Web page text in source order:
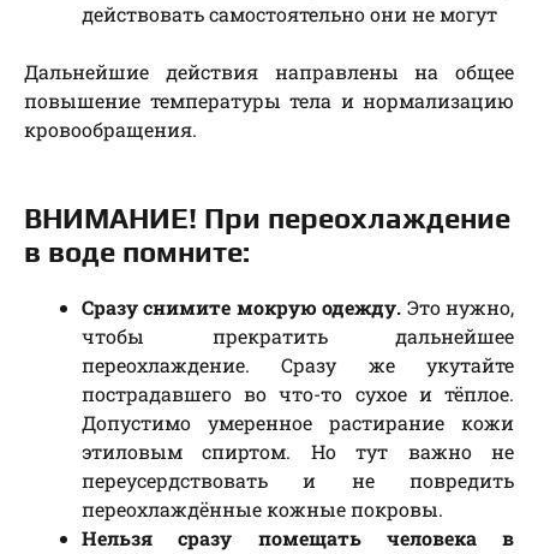
действовать самостоятельно они не могут
Дальнейшие действия направлены на общее
повышение температуры тела и нормализацию
кровообращения.
ВНИМАНИЕ! При переохлаждение
в воде помните:
Сразу снимите мокрую одежду. Это нужно,
чтобы прекратить дальнейшее
переохлаждение. Сразу же укутайте
пострадавшего во что-то сухое и тёплое.
Допустимо умеренное растирание кожи
этиловым спиртом. Но тут важно не
переусердствовать и не повредить
переохлаждённые кожные покровы.
Нельзя сразу помещать человека в